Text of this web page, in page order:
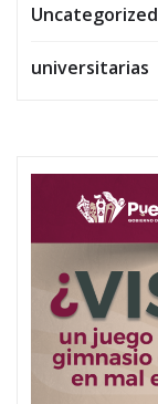
Uncategorized
universitarias